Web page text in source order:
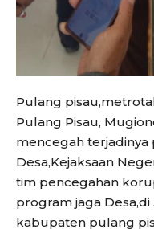
Pulang
Pulang Pisau,
mencegah terjadinya
Desa,Kejaksaan
tim pencegahan
program jaga
kabupaten pulang